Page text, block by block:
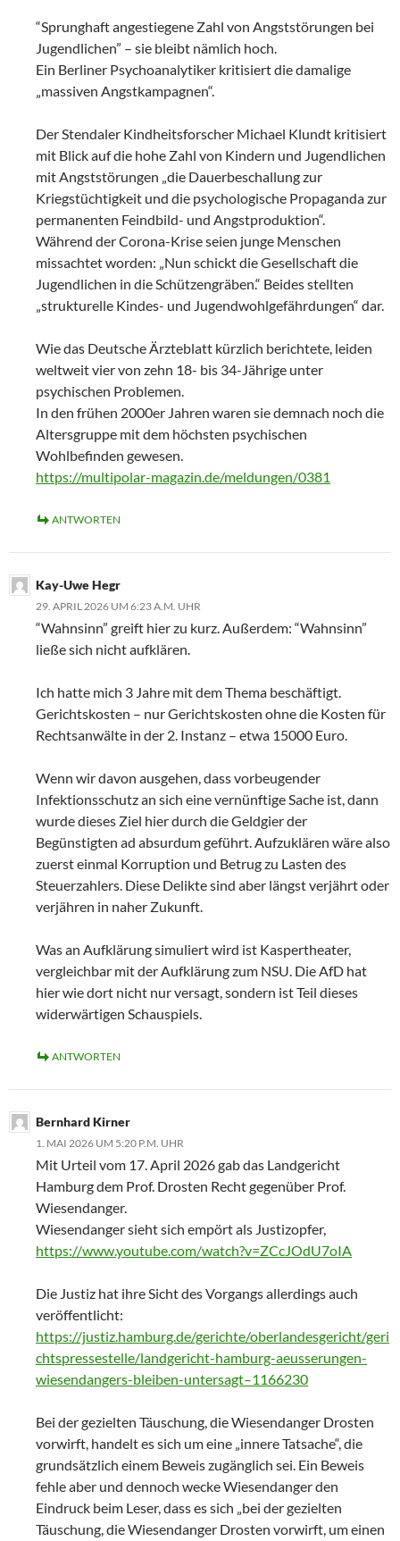
“Sprunghaft angestiegene Zahl von Angststörungen bei
Jugendlichen” – sie bleibt nämlich hoch.
Ein Berliner Psychoanalytiker kritisiert die damalige
„massiven Angstkampagnen“.
Der Stendaler Kindheitsforscher Michael Klundt kritisiert
mit Blick auf die hohe Zahl von Kindern und Jugendlichen
mit Angststörungen „die Dauerbeschallung zur
Kriegstüchtigkeit und die psychologische Propaganda zur
permanenten Feindbild- und Angstproduktion“.
Während der Corona-Krise seien junge Menschen
missachtet worden: „Nun schickt die Gesellschaft die
Jugendlichen in die Schützengräben.“ Beides stellten
„strukturelle Kindes- und Jugendwohlgefährdungen“ dar.
Wie das Deutsche Ärzteblatt kürzlich berichtete, leiden
weltweit vier von zehn 18- bis 34-Jährige unter
psychischen Problemen.
In den frühen 2000er Jahren waren sie demnach noch die
Altersgruppe mit dem höchsten psychischen
Wohlbefinden gewesen.
https://multipolar-magazin.de/meldungen/0381
ANTWORTEN
Kay-Uwe Hegr
29. APRIL 2026 UM 6:23 A.M. UHR
“Wahnsinn” greift hier zu kurz. Außerdem: “Wahnsinn”
ließe sich nicht aufklären.
Ich hatte mich 3 Jahre mit dem Thema beschäftigt.
Gerichtskosten – nur Gerichtskosten ohne die Kosten für
Rechtsanwälte in der 2. Instanz – etwa 15000 Euro.
Wenn wir davon ausgehen, dass vorbeugender
Infektionsschutz an sich eine vernünftige Sache ist, dann
wurde dieses Ziel hier durch die Geldgier der
Begünstigten ad absurdum geführt. Aufzuklären wäre also
zuerst einmal Korruption und Betrug zu Lasten des
Steuerzahlers. Diese Delikte sind aber längst verjährt oder
verjähren in naher Zukunft.
Was an Aufklärung simuliert wird ist Kaspertheater,
vergleichbar mit der Aufklärung zum NSU. Die AfD hat
hier wie dort nicht nur versagt, sondern ist Teil dieses
widerwärtigen Schauspiels.
ANTWORTEN
Bernhard Kirner
1. MAI 2026 UM 5:20 P.M. UHR
Mit Urteil vom 17. April 2026 gab das Landgericht
Hamburg dem Prof. Drosten Recht gegenüber Prof.
Wiesendanger.
Wiesendanger sieht sich empört als Justizopfer,
https://www.youtube.com/watch?v=ZCcJOdU7oIA
Die Justiz hat ihre Sicht des Vorgangs allerdings auch
veröffentlicht:
https://justiz.hamburg.de/gerichte/oberlandesgericht/geri
chtspressestelle/landgericht-hamburg-aeusserungen-
wiesendangers-bleiben-untersagt–1166230
Bei der gezielten Täuschung, die Wiesendanger Drosten
vorwirft, handelt es sich um eine „innere Tatsache“, die
grundsätzlich einem Beweis zugänglich sei. Ein Beweis
fehle aber und dennoch wecke Wiesendanger den
Eindruck beim Leser, dass es sich „bei der gezielten
Täuschung, die Wiesendanger Drosten vorwirft, um einen